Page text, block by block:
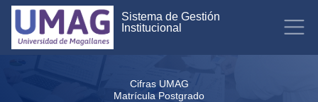
Sistema de Gestión
Institucional
Cifras UMAG
Matrícula Postgrado